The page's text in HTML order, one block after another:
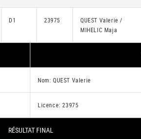
D1 23975
QUEST Valerie /
MIHELIC Maja
Nom: QUEST Valerie
Licence: 23975
RÉSULTAT FINAL